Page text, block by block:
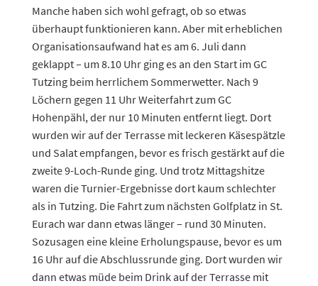
Manche haben sich wohl gefragt, ob so etwas
überhaupt funktionieren kann. Aber mit erheblichen
Organisationsaufwand hat es am 6. Juli dann
geklappt – um 8.10 Uhr ging es an den Start im GC
Tutzing beim herrlichem Sommerwetter. Nach 9
Löchern gegen 11 Uhr Weiterfahrt zum GC
Hohenpähl, der nur 10 Minuten entfernt liegt. Dort
wurden wir auf der Terrasse mit leckeren Käsespätzle
und Salat empfangen, bevor es frisch gestärkt auf die
zweite 9-Loch-Runde ging. Und trotz Mittagshitze
waren die Turnier-Ergebnisse dort kaum schlechter
als in Tutzing. Die Fahrt zum nächsten Golfplatz in St.
Eurach war dann etwas länger – rund 30 Minuten.
Sozusagen eine kleine Erholungspause, bevor es um
16 Uhr auf die Abschlussrunde ging. Dort wurden wir
dann etwas müde beim Drink auf der Terrasse mit